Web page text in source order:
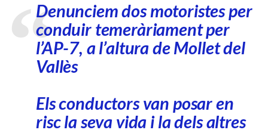
Denunciem dos motoristes per
conduir temeràriament per
l’AP-7, a l’altura de Mollet del
Vallès
Els conductors van posar en
risc la seva vida i la dels altres